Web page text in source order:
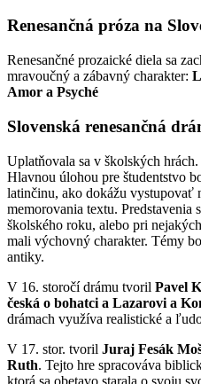
Renesančná próza na
Renesančné prozaické diela sa
mravoučný a zábavný charakter:
Amor a Psyché
Slovenská renesančná
Uplatňovala sa v školských
Hlavnou úlohou pre študentstvo
latinčinu, ako dokážu vystupovať
memorovania textu. Predstavenia
školského roku, alebo pri
mali výchovný charakter. Témy
antiky.
V 16. storočí drámu tvoril Pavel
česká o bohatci a Lazarovi a
drámach využíva realistické a
V 17. stor. tvoril Juraj Fesák
Ruth. Tejto hre spracováva
ktorá sa obetavo starala o svoju